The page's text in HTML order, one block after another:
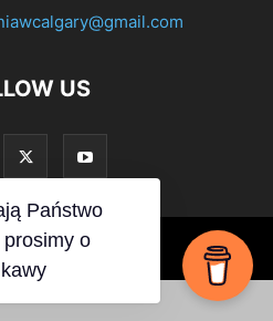
US
2019
Państwo
o